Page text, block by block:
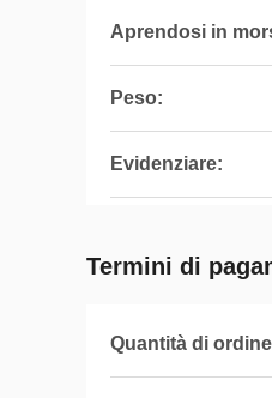
Aprendosi in
Peso:
Evidenziare:
Termini di
Quantità di